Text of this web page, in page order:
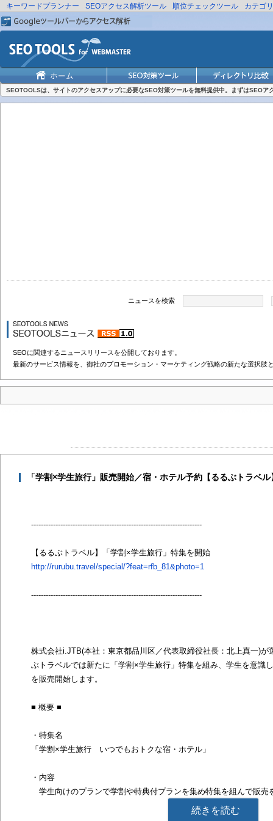
キーワードプランナー SEOアクセス解析ツール 順位チェックツール カテゴ
SEOTOOLSは、サイトのアクセスアップに必要なSEO対策ツールを無料提供中。まずはSEOア
ニュースを検索
SEOに関連するニュースリリースを公開しております。
最新のサービス情報を、御社のプロモーション・マーケティング戦略の新たな選択肢
「学割×学生旅行」販売開始／宿・ホテル予約【るるぶトラベル
続きを読む
----------------------------------------------------------------------
【るるぶトラベル】「学割×学生旅行」特集を開始
http://rurubu.travel/special/?feat=rfb_81&photo=1
----------------------------------------------------------------------
株式会社i.JTB(本社：東京都品川区／代表取締役社長：北上真一)が
ぶトラベルでは新たに「学割×学生旅行」特集を組み、学生を意識
を販売開始します。
■ 概要 ■
・特集名
「学割×学生旅行 いつでもおトクな宿・ホテル」
・内容
学生向けのプランで学割や特典付プランを集め特集を組んで販売